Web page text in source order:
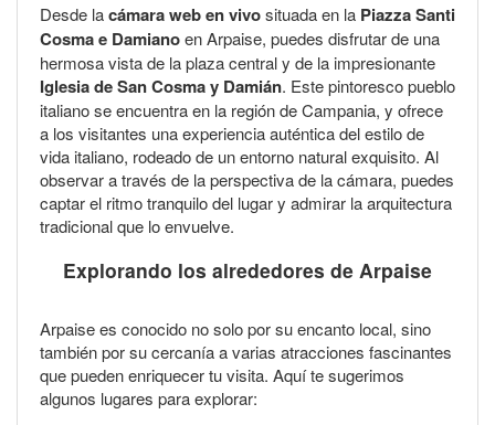
Desde lacámara web en vivosituada en la Piazza Santi
Cosma e Damianoen Arpaise, puedes disfrutar de una
hermosa vista de la plaza central y de la impresionante
Iglesia de San Cosma y Damián. Este pintoresco pueblo
italiano se encuentra en la región de Campania, y ofrece
a los visitantes una experiencia auténtica del estilo de
vida italiano, rodeado de un entorno natural exquisito. Al
observar a través de la perspectiva de la cámara, puedes
captar el ritmo tranquilo del lugar y admirar la arquitectura
tradicional que lo envuelve.
Explorando los alrededores de Arpaise
Arpaise es conocido no solo por su encanto local, sino
también por su cercanía a varias atracciones fascinantes
que pueden enriquecer tu visita. Aquí te sugerimos
algunos lugares para explorar: